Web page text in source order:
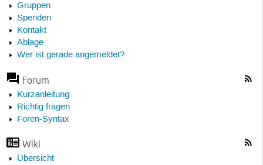
Gruppen
Spenden
Kontakt
Ablage
Wer ist gerade angemeldet?
Forum
Kurzanleitung
Richtig fragen
Foren-Syntax
Wiki
Übersicht